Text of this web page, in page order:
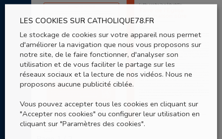
LES COOKIES SUR CATHOLIQUE78.FR
Le stockage de cookies sur votre appareil nous permet
d'améliorer la navigation que nous vous proposons sur
notre site, de le faire fonctionner, d'analyser son
utilisation et de vous faciliter le partage sur les
réseaux sociaux et la lecture de nos vidéos. Nous ne
proposons aucune publicité ciblée.
Vous pouvez accepter tous les cookies en cliquant sur
"Accepter nos cookies" ou configurer leur utilisation en
cliquant sur "Paramètres des cookies".